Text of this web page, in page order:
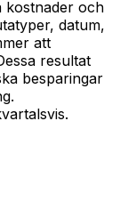
kostnader och
datum,
att
resultat
besparingar